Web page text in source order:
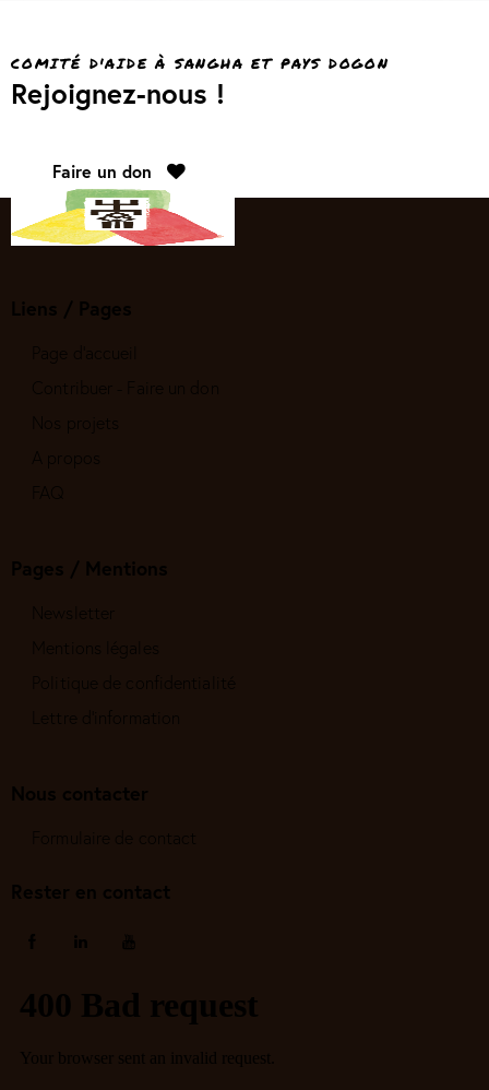
COMITÉ D'AIDE À SANGHA ET PAYS DOGON
Rejoignez-nous !
Faire un don
Liens / Pages
Contribuer - Faire un don
Nos projets
Pages / Mentions
Newsletter
Mentions légales
Politique de confidentialité
Lettre d'information
Nous contacter
Formulaire de contact
Rester en contact